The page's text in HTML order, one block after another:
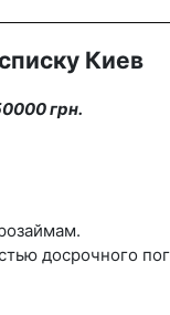
Киев
грн.
досрочного